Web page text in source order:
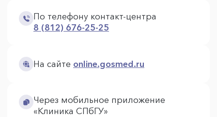
По телефону контакт-центра
8 (812) 676-25-25
На сайте online.gosmed.ru
Через мобильное приложение
«Клиника СПбГУ»